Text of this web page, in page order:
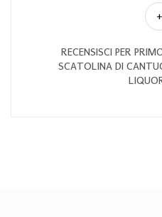
RECENSISCI PER
SCATOLINA DI